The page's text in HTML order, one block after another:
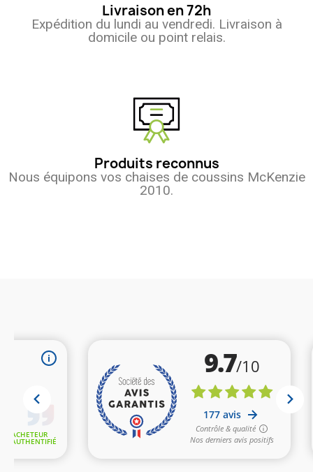
Livraison en 72h
Expédition du lundi au vendredi. Livraison à
domicile ou point relais.
Produits reconnus
Nous équipons vos chaises de coussins McKenzie
2010.